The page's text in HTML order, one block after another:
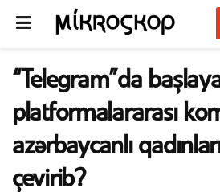
“Telegram”da
platformalararası
azərbaycanlı
çevirib?